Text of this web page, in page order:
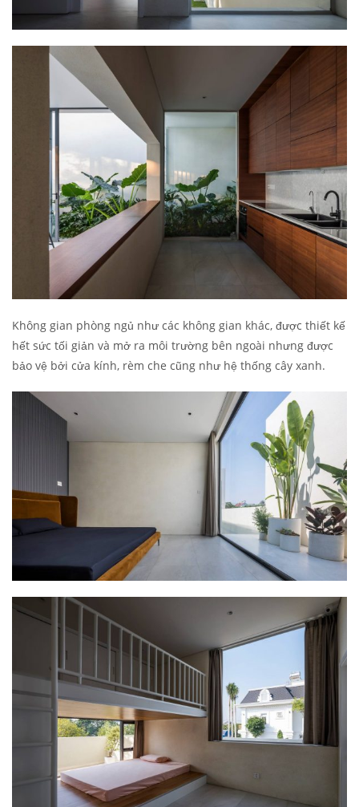
Không gian phòng ngủ như các không gian khác, được thiết kế
hết sức tối giản và mở ra môi trường bên ngoài nhưng được
bảo vệ bởi cửa kính, rèm che cũng như hệ thống cây xanh.